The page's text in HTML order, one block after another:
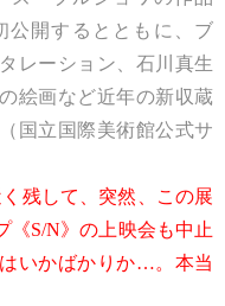
公開するとともに、ブ
レーション、石川真生
絵画など近年の新収蔵
国立国際美術館公式サ
残して、突然、この展
《S/N》の上映会も中止
いかばかりか…。本当